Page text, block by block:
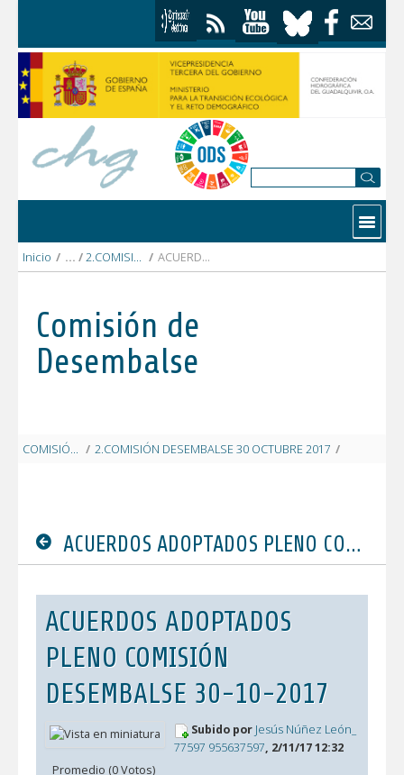
Contactar
Inicio / 2.COMISIÓN DESEMBALSE 30 OCTUBRE 2017 / ACUERDOS ADOPTADOS PLENO COMISIÓN DESEMBALSE 30-10-2017
Comisión de
Desembalse
COMISIÓN DESEMBALSE 2017 / 2.COMISIÓN DESEMBALSE 30 OCTUBRE 2017 /
ACUERDOS ADOPTADOS PLENO COMISIÓN DESEMBALSE 30-10-2017
ACUERDOS ADOPTADOS
PLENO COMISIÓN
DESEMBALSE 30-10-2017
Subido por Jesús Núñez León_
77597 955637597, 2/11/17 12:32
Promedio (0 Votos)